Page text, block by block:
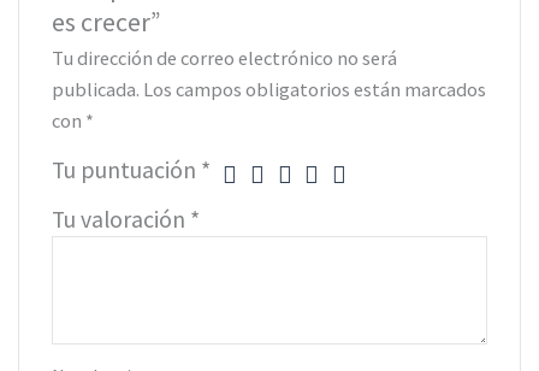
es crecer”
Tu dirección de correo electrónico no será
publicada. Los campos obligatorios están marcados
con *
Tu puntuación *
Tu valoración *